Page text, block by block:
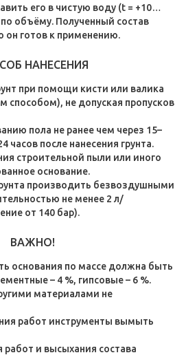
его в чистую воду (t = +10…
по объёму. Полученный состав
он готов к применению.
НАНЕСЕНИЯ
при помощи кисти или валика
способом), не допуская пропусков
пола не ранее чем через 15–
часов после нанесения грунта.
строительной пыли или иного
основание.
производить безвоздушными
не менее 2 л/
от 140 бар).
ВАЖНО!
основания по массе должна быть
– 4 %, гипсовые – 6 %.
материалами не
работ инструменты вымыть
и высыхания состава